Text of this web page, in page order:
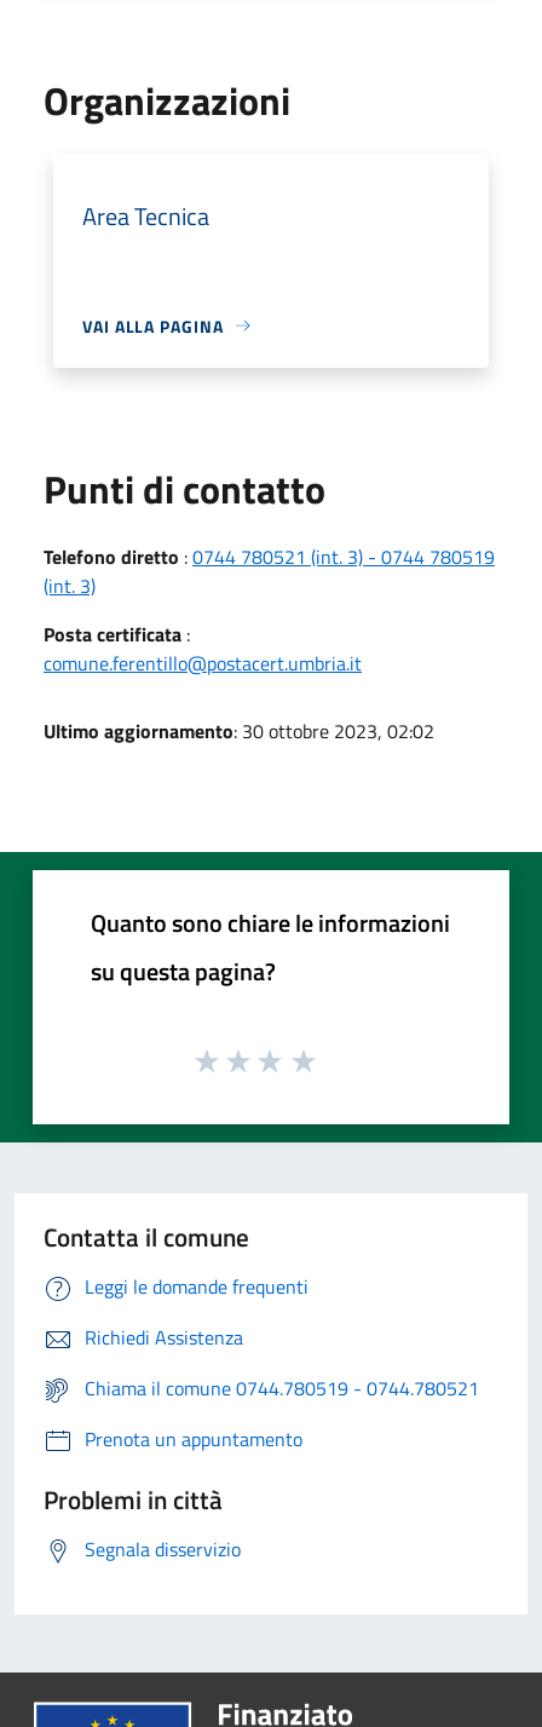
Organizzazioni
Area Tecnica
VAI ALLA PAGINA
Punti di contatto
Telefono diretto :0744 780521 (int. 3) - 0744 780519
(int. 3)
Posta certificata :
comune.ferentillo@postacert.umbria.it
Ultimo aggiornamento: 30 ottobre 2023, 02:02
Quanto sono chiare le informazioni
su questa pagina?
Contatta il comune
Leggi le domande frequenti
Richiedi Assistenza
Chiama il comune 0744.780519 - 0744.780521
Prenota un appuntamento
Problemi in città
Segnala disservizio